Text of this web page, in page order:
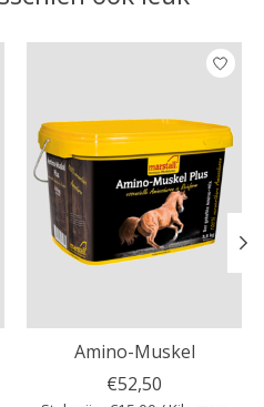
Amino-Muskel
€52,50